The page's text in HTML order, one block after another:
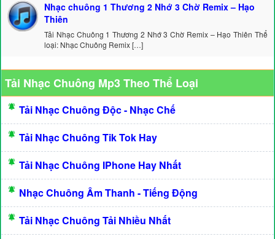
Nhạc chuông 1 Thương 2 Nhớ 3 Chờ Remix – Hạo
Thiên
Tải Nhạc Chuông 1 Thương 2 Nhớ 3 Chờ Remix – Hạo Thiên Thể
loại: Nhạc Chuông Remix […]
Tải Nhạc Chuông Mp3 Theo Thể Loại
Tải Nhạc Chuông Độc - Nhạc Chế
Tải Nhạc Chuông Tik Tok Hay
Tải Nhạc Chuông IPhone Hay Nhất
Nhạc Chuông Âm Thanh - Tiếng Động
Tải Nhạc Chuông Tải Nhiều Nhất